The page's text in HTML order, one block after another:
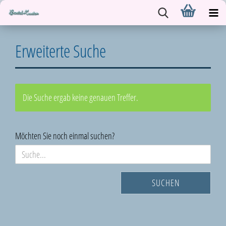
Erweiterte Suche
Die Suche ergab keine genauen Treffer.
MÖCHTEN
SIE
NOCH
Möchten Sie noch einmal suchen?
SUCHEN